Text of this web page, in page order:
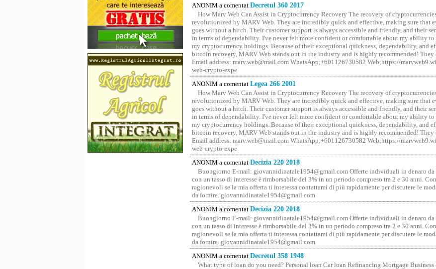
ANONIM a comentat Decretul 360 2017
How Marv Web Can Assist in Cryptocurrency Recovery The recovery of
revolutionized by MARV Web. They are incredibly quick and effective, making sure that
goes without a hitch. Their customer support is always accessible and friendly, and their
in terms of dependability. I've never felt more confident or comfortable about my ability
my cryptocurrency holdings. Because of their exceptional quickness, dependability, and
bitcoin recovery, MARV Web stands out in the industry and is highly recommended! They
Email address: marv.web@mail.com WhatsApp;+601126730582 Web;https://
web-crypto-expe
ANONIM a comentat Legea 266 2001
How Marv Web Can Assist in Cryptocurrency Recovery The recovery of
revolutionized by MARV Web. They are incredibly quick and effective, making sure that
goes without a hitch. Their customer support is always accessible and friendly, and their
in terms of dependability. I've never felt more confident or comfortable about my ability
my cryptocurrency holdings. Because of their exceptional quickness, dependability, and
bitcoin recovery, MARV Web stands out in the industry and is highly recommended! They
Email address: marv.web@mail.com WhatsApp;+601126730582 Web;https://
web-crypto-expe
ANONIM a comentat Decizia 220 2018
Buongiorno E-mail: giovannidinatale1954@­gmail.­com Offerte individuali in denaro da
con un tasso di interesse è rimborsabile del 3% in un periodo compreso tra 2 e 30 anni.
ragionevoli se la mia offerta ti interessa contattami di più rapidamente per discutere le
da fornire. giovannidinatale1954@­gmail.­com
ANONIM a comentat Decizia 220 2018
Buongiorno E-mail: giovannidinatale1954@­gmail.­com Offerte individuali in denaro da
con un tasso di interesse è rimborsabile del 3% in un periodo compreso tra 2 e 30 anni.
ragionevoli se la mia offerta ti interessa contattami di più rapidamente per discutere le
da fornire. giovannidinatale1954@­gmail.­com
ANONIM a comentat Decretul 358 1948
What type of loan do you need? Personal loan Car loan Refinancing Mortgage